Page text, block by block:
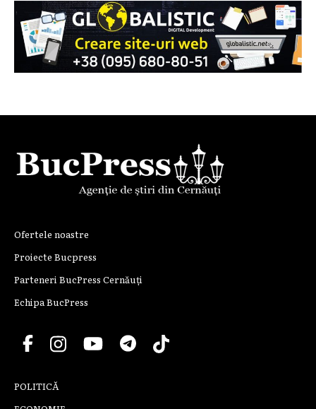
Ofertele noastre
Proiecte Bucpress
Parteneri BucPress Cernăuți
Echipa BucPress
POLITICĂ